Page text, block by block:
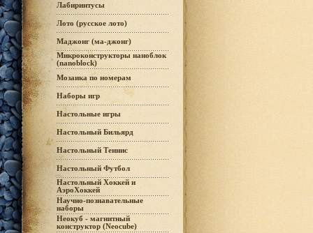
Лабиринтусы
Лото (русское лото)
Маджонг (ма-джонг)
Микроконструкторы наноблок
(nanoblock)
Мозаика по номерам
Наборы игр
Настольные игры
Настольный Бильярд
Настольный Теннис
Настольный Футбол
Настольный Хоккей и
АэроХоккей
Научно-познавательные
наборы
Неокуб - магнитный
конструктор (Neocube)